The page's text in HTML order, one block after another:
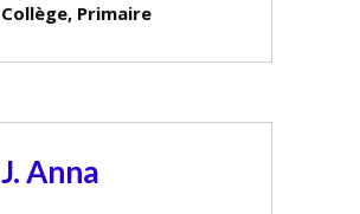
Collège, Primaire
J. Anna